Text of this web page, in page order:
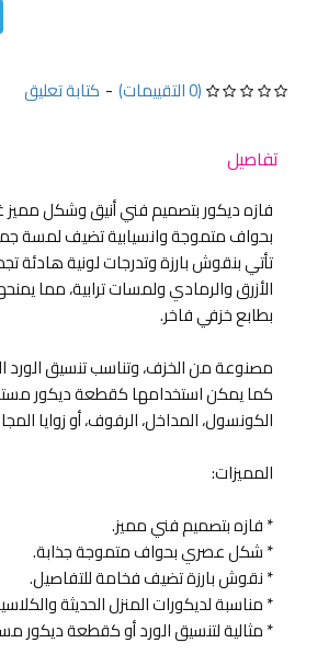
(0 التقييمات) - كتابة تعليق
تفاصيل
فازه ديكور بتصميم فني أنيق وشكل مميز
بحواف متموجة وانسيابية تضيف لمسة
تأتي بنقوش بارزة وتدرجات لونية هادئة
الأزرق والرمادي ولمسات ترابية، مما
بطابع خزفي فاخر.
مصنوعة من الخزف، وتناسب تنسيق الورد
كما يمكن استخدامها كقطعة ديكور
الكونسول، المداخل، الرفوف، أو زوايا
المميزات:
* فازه بتصميم فني مميز.
* شكل عصري بحواف متموجة جذابة.
* نقوش بارزة تضيف فخامة للتفاصيل.
* مناسبة لديكورات المنزل الحديثة
* مثالية لتنسيق الورد أو كقطعة ديكور